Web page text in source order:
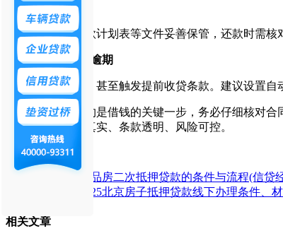
2、保留所有凭证
合同、收据、还款计划表等文件妥善保管，还款时需核
3、按时还款避免逾期
逾期会影响征信，甚至触发提前收贷条款。建议设置自
房子抵押贷款签约是借钱的关键一步，务必仔细核对
原则不变：材料真实、条款透明、风险可控。
商品房二次抵押贷款的条件与流程(信贷
2025北京房子抵押贷款线下办理条件、
相关文章